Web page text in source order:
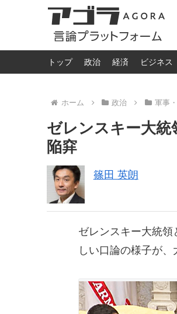
トップ 政治 経済 ビジネス
ホーム 政治 軍事
ゼレンスキー大
陥穽
篠田 英朗
ゼレンスキー大統
しい口論の様子が、